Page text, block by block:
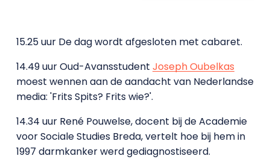
15.25 uur De dag wordt afgesloten met cabaret.
14.49 uur Oud-Avansstudent Joseph Oubelkas
moest wennen aan de aandacht van Nederlandse
media: 'Frits Spits? Frits wie?'.
14.34 uur René Pouwelse, docent bij de Academie
voor Sociale Studies Breda, vertelt hoe bij hem in
1997 darmkanker werd gediagnostiseerd.